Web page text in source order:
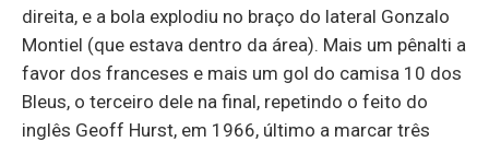
direita, e a bola explodiu no braço do lateral Gonzalo
Montiel (que estava dentro da área). Mais um pênalti a
favor dos franceses e mais um gol do camisa 10 dos
Bleus, o terceiro dele na final, repetindo o feito do
inglês Geoff Hurst, em 1966, último a marcar três